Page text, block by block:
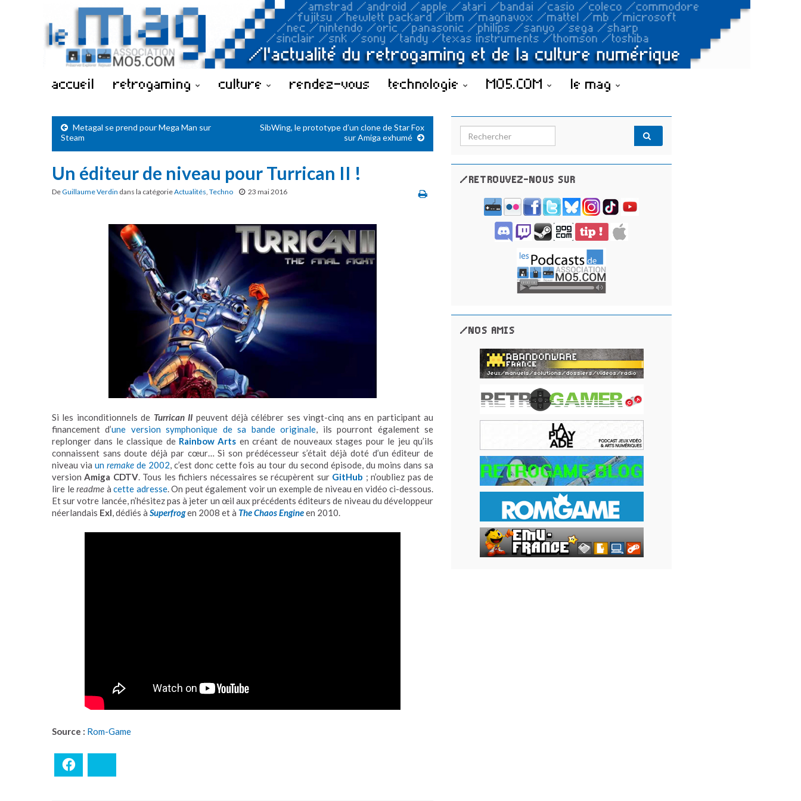
accueil retrogaming culture rendez-vous technologie MO5.COM le mag
Metagal se prend pour Mega Man sur
Steam
SibWing, le prototype d’un clone de Star Fox
sur Amiga exhumé
Un éditeur de niveau pour Turrican II !
DeGuillaume Verdin dans la catégorieActualités, Techno 23 mai 2016
Si les inconditionnels de Turrican II peuvent déjà célébrer ses vingt-cinq ans en participant au
financement d’une version symphonique de sa bande originale, ils pourront également se
replonger dans le classique de Rainbow Arts en créant de nouveaux stages pour le jeu qu’ils
connaissent sans doute déjà par cœur… Si son prédécesseur s’était déjà doté d’un éditeur de
niveau via un remake de 2002, c’est donc cette fois au tour du second épisode, du moins dans sa
versionAmiga CDTV. Tous les fichiers nécessaires se récupèrent sur GitHub ; n’oubliez pas de
lire lereadme à cette adresse. On peut également voir un exemple de niveau en vidéo ci-dessous.
Et sur votre lancée, n’hésitez pas à jeter un œil aux précédents éditeurs de niveau du développeur
néerlandais Exl, dédiés à Superfrogen 2008 et à The Chaos Engineen 2010.
Source : Rom-Game
Search for:
/RETROUVEZ-NOUS SUR
/NOS AMIS